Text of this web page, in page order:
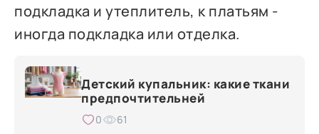
подкладка и утеплитель, к платьям -
иногда подкладка или отделка.
Детский купальник: какие ткани
предпочтительней
0 61